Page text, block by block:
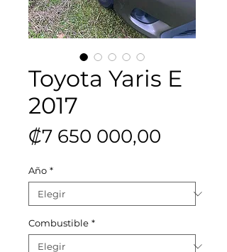
Toyota Yaris E
2017
₡7 650 000,00
Año *
Combustible *